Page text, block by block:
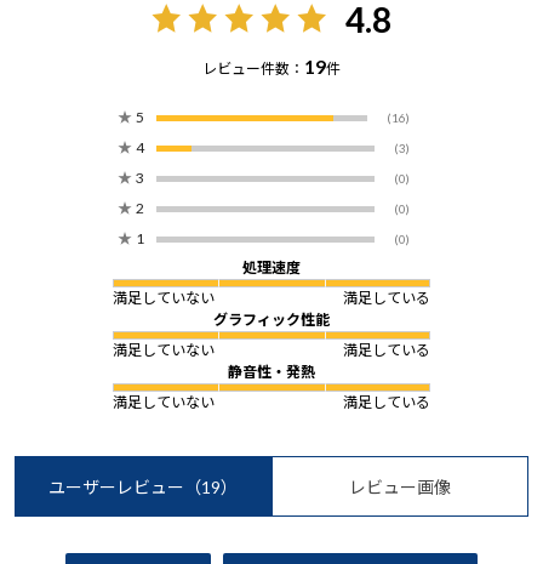
4.8
レビュー件数： 19件
★ 5 (16)
★ 4 (3)
★ 3 (0)
★ 2 (0)
★ 1 (0)
処理速度
満足していない
満足している
グラフィック性能
満足していない
満足している
静音性・発熱
満足していない
満足している
ユーザーレビュー （19） レビュー画像